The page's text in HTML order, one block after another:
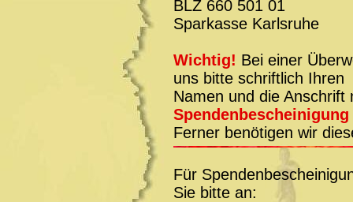
BLZ 660 501 01
Sparkasse Karlsruhe
Wichtig! Bei einer
uns bitte schriftlich Ihren
Namen und die
Spendenbescheinigung
Ferner benötigen wir
Für
Sie bitte an: